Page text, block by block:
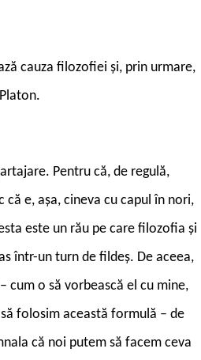
cauza filozofiei și, prin urmare,
Pentru că, de regulă,
că e, așa, cineva cu capul în nori,
este un rău pe care filozofia și
într-un turn de fildeș. De aceea,
cum o să vorbească el cu mine,
folosim această formulă – de
că noi putem să facem ceva